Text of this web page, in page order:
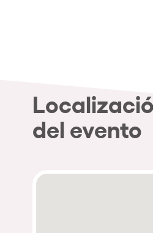
del evento